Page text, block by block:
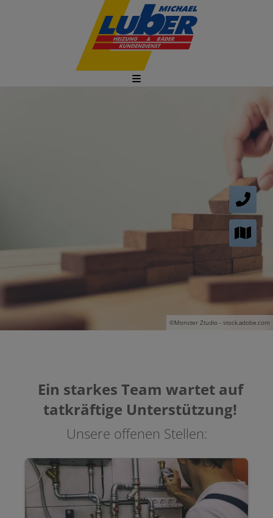
©Monster Ztudio - stock.adobe.com
Ein starkes Team wartet auf
tatkräftige Unterstützung!
Unsere offenen Stellen: